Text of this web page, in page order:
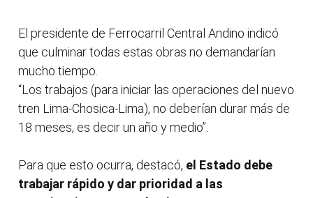
El presidente de Ferrocarril Central Andino indicó
que culminar todas estas obras no demandarían
mucho tiempo.
“Los trabajos (para iniciar las operaciones del nuevo
tren Lima-Chosica-Lima), no deberían durar más de
18 meses, es decir un año y medio”.
Para que esto ocurra, destacó, el Estado debe
trabajar rápido y dar prioridad a las